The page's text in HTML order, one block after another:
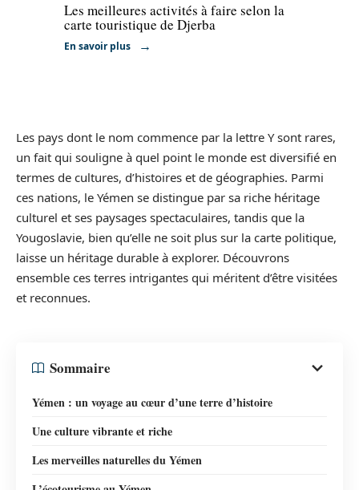
Les meilleures activités à faire selon la
carte touristique de Djerba
En savoir plus
Les pays dont le nom commence par la lettre Y sont rares,
un fait qui souligne à quel point le monde est diversifié en
termes de cultures, d’histoires et de géographies. Parmi
ces nations, le Yémen se distingue par sa riche héritage
culturel et ses paysages spectaculaires, tandis que la
Yougoslavie, bien qu’elle ne soit plus sur la carte politique,
laisse un héritage durable à explorer. Découvrons
ensemble ces terres intrigantes qui méritent d’être visitées
et reconnues.
Sommaire
Yémen : un voyage au cœur d’une terre d’histoire
Une culture vibrante et riche
Les merveilles naturelles du Yémen